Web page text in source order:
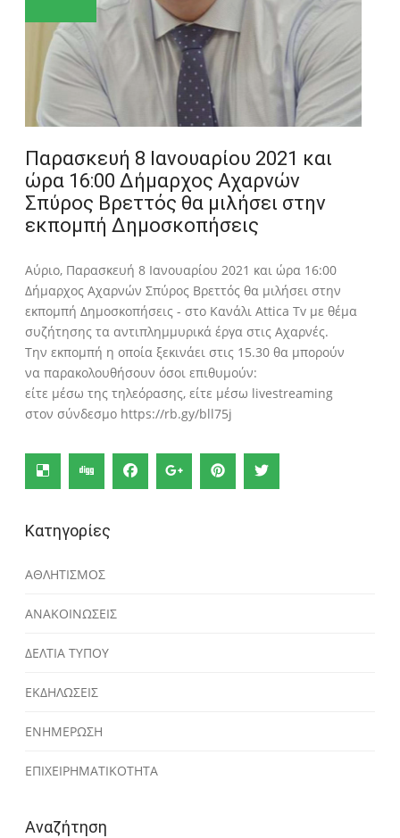
Παρασκευή 8 Ιανουαρίου 2021 και
ώρα 16:00 Δήμαρχος Αχαρνών
Σπύρος Βρεττός θα μιλήσει στην
εκπομπή Δημοσκοπήσεις
Αύριο, Παρασκευή 8 Ιανουαρίου 2021 και ώρα 16:00
Δήμαρχος Αχαρνών Σπύρος Βρεττός θα μιλήσει στην
εκπομπή Δημοσκοπήσεις - στο Κανάλι Attica Tv με θέμα
συζήτησης τα αντιπλημμυρικά έργα στις Αχαρνές.
Την εκπομπή η οποία ξεκινάει στις 15.30 θα μπορούν
να παρακολουθήσουν όσοι επιθυμούν:
είτε μέσω της τηλεόρασης, είτε μέσω livestreaming
στον σύνδεσμο https://rb.gy/bll75j
Κατηγορίες
ΑΘΛΗΤΙΣΜΟΣ
ΑΝΑΚΟΙΝΩΣΕΙΣ
ΔΕΛΤΙΑ ΤΥΠΟΥ
ΕΚΔΗΛΩΣΕΙΣ
ΕΝΗΜΕΡΩΣΗ
ΕΠΙΧΕΙΡΗΜΑΤΙΚΟΤΗΤΑ
Αναζήτηση